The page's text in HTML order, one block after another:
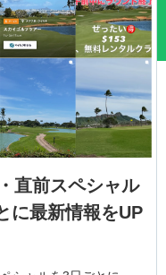
直前スペシャル
に最新情報をUP